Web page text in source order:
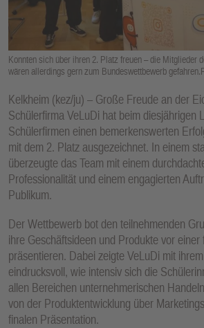
Konnten sich über ihren 2. Platz freuen – die Mitglieder
wären allerdings gern zum Bundeswettbewerb
Kelkheim (kez/ju) – Große Freude an der
Schülerfirma VeLuDi hat beim diesjährigen
Schülerfirmen einen bemerkenswerten
mit dem 2. Platz ausgezeichnet. In einem
überzeugte das Team mit einem
Professionalität und einem engagierten
Publikum.
Der Wettbewerb bot den teilnehmenden
ihre Geschäftsideen und Produkte vor einer
präsentieren. Dabei zeigte VeLuDi mit
eindrucksvoll, wie intensiv sich die
allen Bereichen unternehmerischen
von der Produktentwicklung über
finalen Präsentation.